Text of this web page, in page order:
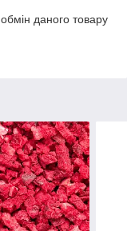
даного товару